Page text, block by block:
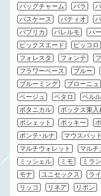
バッグチャーム
バラ
パスケース
パティオ
パプリカ
パレルモ パ
ピックスエード
ピッコロ
フォレスタ
フォンテ
フラワーベース
ブルー
ブルーミング
ブローニュ
ベージュ
ペタロ ペルル
ボタニカル
ボックス束入
ポシェット
ポッキー
ポンテ･ルナ
マウスパッ
マルチウォレット
マルチ
ミッシェル
ミモ ミラン
モナ
ユニセックス ラ
リッコ
リネア リボン